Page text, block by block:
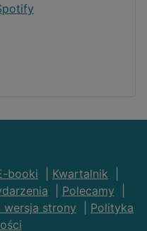
booki Kwartalnik
Polecamy
wersja strony
Polityka